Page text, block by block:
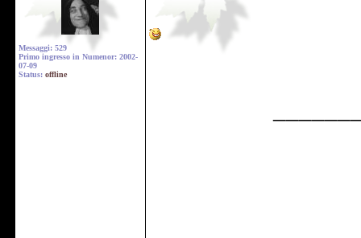
Messaggi: 529
Primo ingresso in Numenor: 2002-
07-09
Status: offline